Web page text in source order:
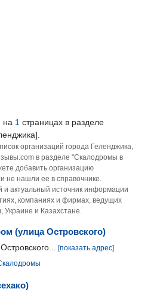
на 1 страницах в разделе
организаций города Геленджика,
в разделе "Скалодромы в
добавить организацию
не нашли ее в справочнике.
актуальный источник информации
компаниях и фирмах, ведущих
Украине и Казахстане.
(улица Островского)
[показать адрес]